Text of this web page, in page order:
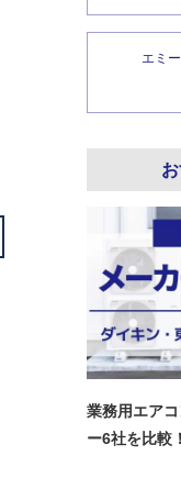
エミ
業務用エア
ー6社を比較